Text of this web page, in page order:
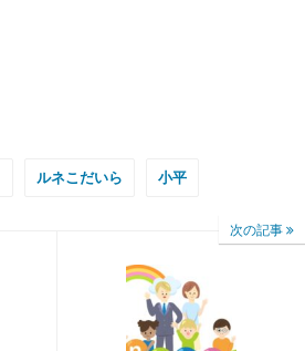
ルネこだいら 小平
次の記事